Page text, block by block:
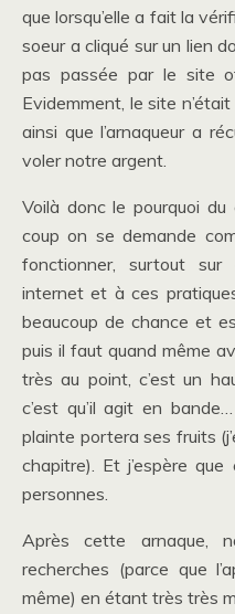
que lorsqu’elle a fait la
soeur a cliqué sur un lien
pas passée par le site
Evidemment, le site
ainsi que l’arnaqueur a
voler notre argent.
Voilà donc le pourquoi du
coup on se demande
fonctionner, surtout sur
internet et à ces
beaucoup de chance et
puis il faut quand même
très au point, c’est un
c’est qu’il agit en
plainte portera ses fruits
chapitre). Et j’espère
personnes.
Après cette arnaque,
recherches (parce que
même) en étant très très